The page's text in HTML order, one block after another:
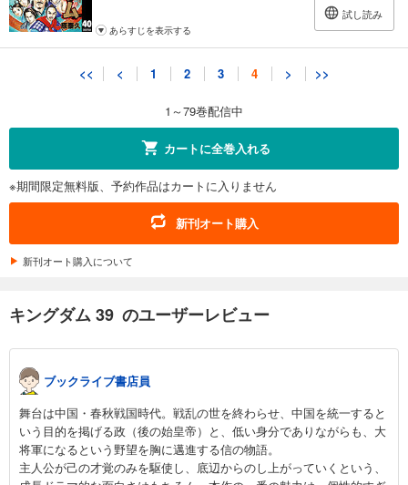
試し読み
あらすじを表示する
キングダム 41
キングダム 42
円 (税込)
キングダム 43
679円 (税込)
試し読み
あらすじを表示する
キングダム 44
679円 (税込)
<< < 1 2 3 4 > >>
1～79巻配信中
カートに全巻入れる
※期間限定無料版、予約作品はカートに入りません
新刊オート購入
新刊オート購入について
キングダム 39 のユーザーレビュー
ブックライブ書店員
舞台は中国・春秋戦国時代。戦乱の世を終わらせ、中国を統一すると
いう目的を掲げる政（後の始皇帝）と、低い身分でありながらも、大
将軍になるという野望を胸に邁進する信の物語。
主人公が己の才覚のみを駆使し、底辺からのし上がっていくという、